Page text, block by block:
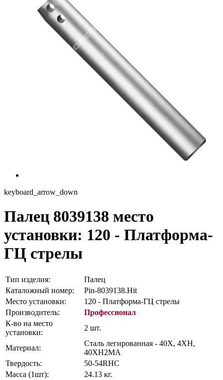
keyboard_arrow_down
Палец 8039138 место
установки: 120 - Платформа-
ГЦ стрелы
Тип изделия:
Палец
Каталожный номер:
Pin-8039138.Hit
Место установки:
120 - Платформа-ГЦ стрелы
Производитель:
Профессионал
К-во на место
установки:
2 шт.
Материал:
Сталь легированная - 40Х, 4ХН,
40ХН2МА
Твердость:
50-54RHC
Масса (1шт):
24.13 кг.